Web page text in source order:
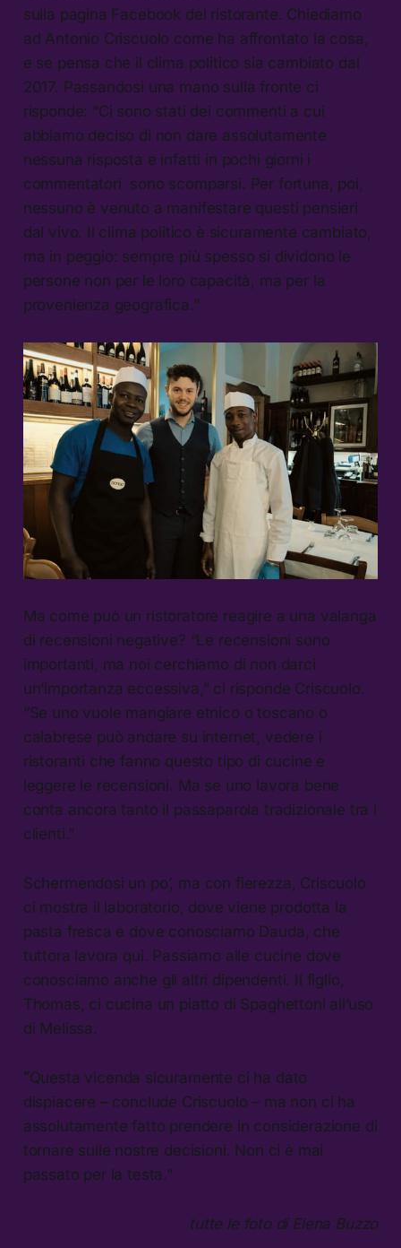
sulla pagina Facebook del ristorante. Chiediamo
ad Antonio Criscuolo come ha affrontato la cosa,
e se pensa che il clima politico sia cambiato dal
2017. Passandosi una mano sulla fronte ci
risponde: “Ci sono stati dei commenti a cui
abbiamo deciso di non dare assolutamente
nessuna risposta e infatti in pochi giorni i
commentatori sono scomparsi. Per fortuna, poi,
nessuno è venuto a manifestare questi pensieri
dal vivo. Il clima politico è sicuramente cambiato,
ma in peggio: sempre più spesso si dividono le
persone non per le loro capacità, ma per la
provenienza geografica.”
Ma come può un ristoratore reagire a una valanga
di recensioni negative? “Le recensioni sono
importanti, ma noi cerchiamo di non darci
un’importanza eccessiva,” ci risponde Criscuolo.
“Se uno vuole mangiare etnico o toscano o
calabrese può andare su internet, vedere i
ristoranti che fanno questo tipo di cucine e
leggere le recensioni. Ma se uno lavora bene
conta ancora tanto il passaparola tradizionale tra i
clienti.”
Schermendosi un po’, ma con fierezza, Criscuolo
ci mostra il laboratorio, dove viene prodotta la
pasta fresca e dove conosciamo Dauda, che
tuttora lavora qui. Passiamo alle cucine dove
conosciamo anche gli altri dipendenti. Il figlio,
Thomas, ci cucina un piatto di Spaghettoni all’uso
di Melissa.
“Questa vicenda sicuramente ci ha dato
dispiacere – conclude Criscuolo – ma non ci ha
assolutamente fatto prendere in considerazione di
tornare sulle nostre decisioni. Non ci è mai
passato per la testa.”
tutte le foto di Elena Buzzo